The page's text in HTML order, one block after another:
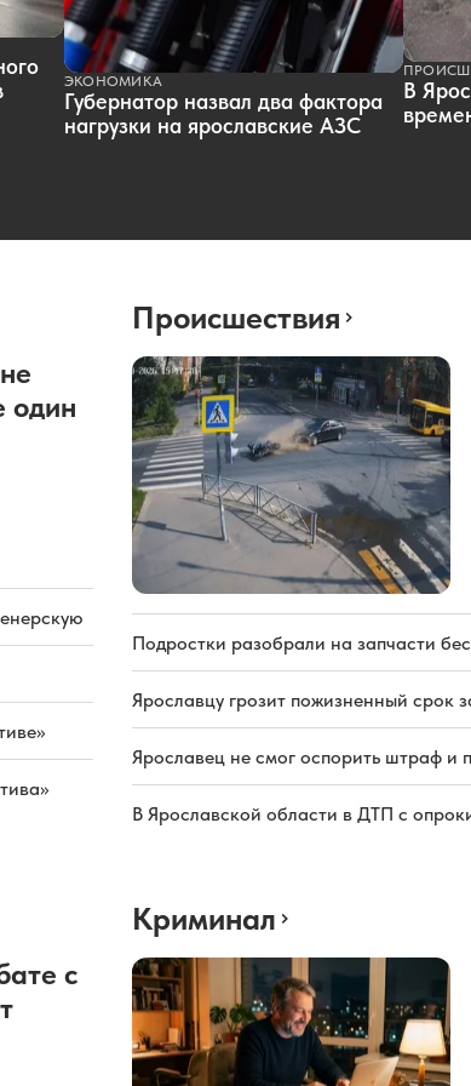
ЭКОНОМИКА
Губернатор назвал два фактора
нагрузки на ярославские АЗС
В
один
Происшествия
Подростки разобрали на запчасти
Ярославцу грозит пожизненный срок
Ярославец не смог оспорить штраф и
В Ярославской области в ДТП с
с
Криминал